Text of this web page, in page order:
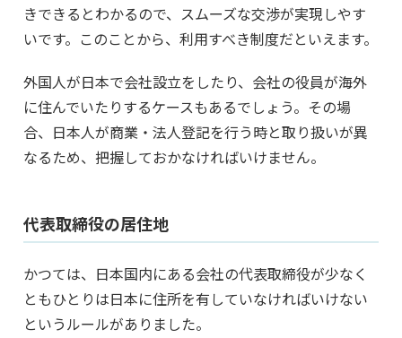
きできるとわかるので、スムーズな交渉が実現しやす
いです。このことから、利用すべき制度だといえます。
外国人が日本で会社設立をしたり、会社の役員が海外
に住んでいたりするケースもあるでしょう。その場
合、日本人が商業・法人登記を行う時と取り扱いが異
なるため、把握しておかなければいけません。
代表取締役の居住地
かつては、日本国内にある会社の代表取締役が少なく
ともひとりは日本に住所を有していなければいけない
というルールがありました。